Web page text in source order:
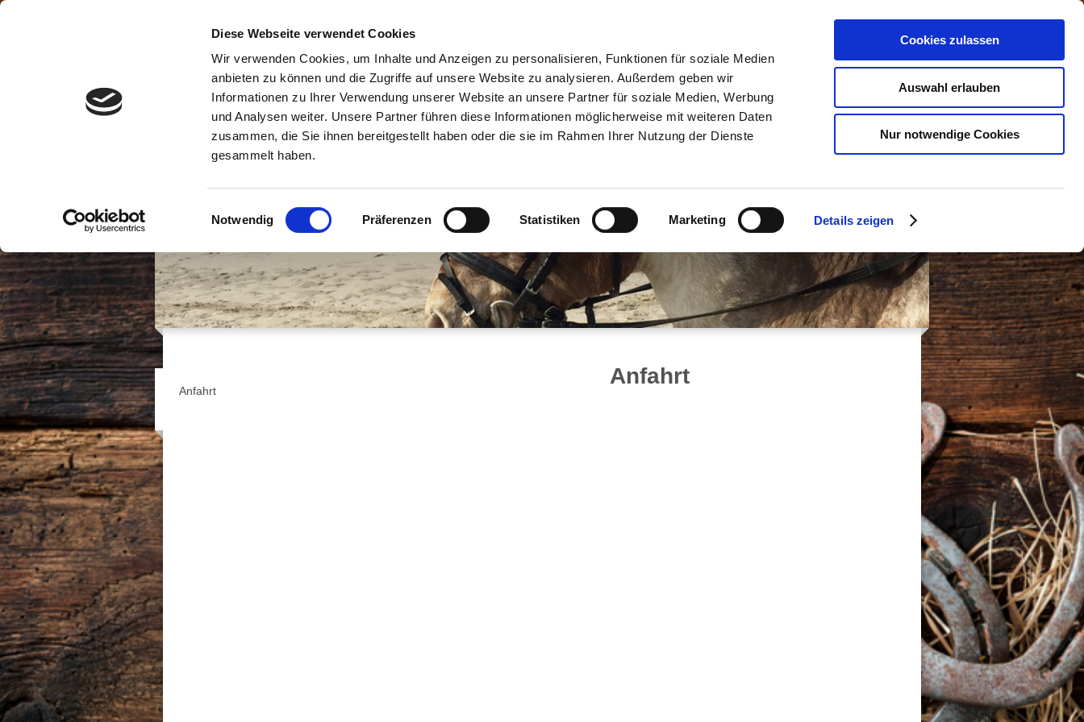
Diese Webseite verwendet Cookies
Wir verwenden Cookies, um Inhalte und Anzeigen zu personalisieren, Funktionen für soziale Medien
anbieten zu können und die Zugriffe auf unsere Website zu analysieren. Außerdem geben wir
Informationen zu Ihrer Verwendung unserer Website an unsere Partner für soziale Medien, Werbung
und Analysen weiter. Unsere Partner führen diese Informationen möglicherweise mit weiteren Daten
zusammen, die Sie ihnen bereitgestellt haben oder die sie im Rahmen Ihrer Nutzung der Dienste
gesammelt haben.
Einwilligungsauswahl
Notwendig Präferenzen Statistiken Marketing Details zeigen
Cookies zulassen
Auswahl erlauben
Nur notwendige Cookies
UNSERE ANGEBOTE ÖFFNUNGSZEITEN PREISE LOS GEHT´S BILDER KONTAKT
Anfahrt
Anfahrt